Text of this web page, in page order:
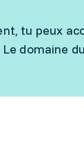
tu peux
domaine